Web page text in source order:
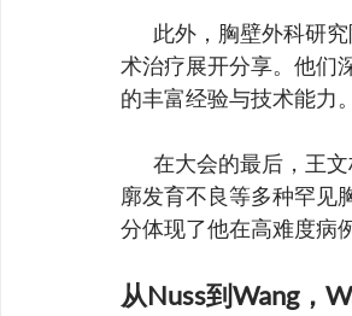
术治疗展开分享。他们
的丰富经验与技术能力。
廓发育不良等多种罕见
分体现了他在高难度病
从Nuss到Wang，